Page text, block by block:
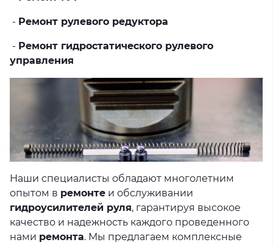
- Ремонт рулевого редуктора
- Ремонт гидростатического рулевого
управления
Наши специалисты обладают многолетним
опытом в ремонте и обслуживании
гидроусилителей руля, гарантируя высокое
качество и надежность каждого проведенного
нами ремонта. Мы предлагаем комплексные